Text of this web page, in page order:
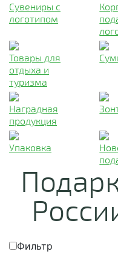
Сувениры с
логотипом
Товары для
отдыха и
туризма
Наградная
продукция
Упаковка
Фильтр